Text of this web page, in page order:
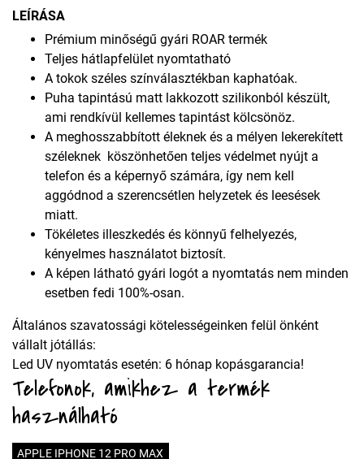
LEÍRÁSA
Prémium minőségű gyári ROAR termék
Teljes hátlapfelület nyomtatható
A tokok széles színválasztékban kaphatóak.
Puha tapintású matt lakkozott szilikonból készült,
ami rendkívül kellemes tapintást kölcsönöz.
A meghosszabbított éleknek és a mélyen lekerekített
széleknek köszönhetően teljes védelmet nyújt a
telefon és a képernyő számára, így nem kell
aggódnod a szerencsétlen helyzetek és leesések
miatt.
Tökéletes illeszkedés és könnyű felhelyezés,
kényelmes használatot biztosít.
A képen látható gyári logót a nyomtatás nem minden
esetben fedi 100%-osan.
Általános szavatossági kötelességeinken felül önként
vállalt jótállás:
Led UV nyomtatás esetén: 6 hónap kopásgarancia!
Telefonok, amikhez a termék
használható
APPLE IPHONE 12 PRO MAX